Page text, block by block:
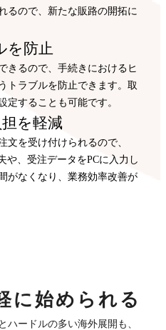
るので、新たな販路の開拓に
を防止
きるので、手続きにおけるヒ
トラブルを防止できます。取
定することも可能です。
を軽減
文を受け付けられるので、
や、受注データをPCに入力し
がなくなり、業務効率改善が
に始められる
ハードルの多い海外展開も、